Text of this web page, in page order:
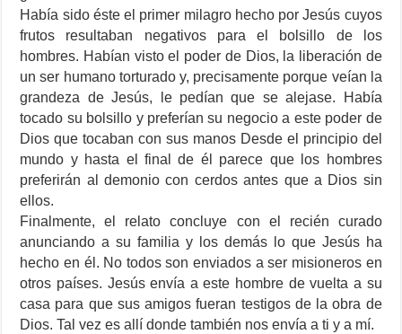
Había sido éste el primer milagro hecho por Jesús cuyos
frutos resultaban negativos para el bolsillo de los
hombres. Habían visto el poder de Dios, la liberación de
un ser humano torturado y, precisamente porque veían la
grandeza de Jesús, le pedían que se alejase. Había
tocado su bolsillo y preferían su negocio a este poder de
Dios que tocaban con sus manos Desde el principio del
mundo y hasta el final de él parece que los hombres
preferirán al demonio con cerdos antes que a Dios sin
ellos.
Finalmente, el relato concluye con el recién curado
anunciando a su familia y los demás lo que Jesús ha
hecho en él. No todos son enviados a ser misioneros en
otros países. Jesús envía a este hombre de vuelta a su
casa para que sus amigos fueran testigos de la obra de
Dios. Tal vez es allí donde también nos envía a ti y a mí.